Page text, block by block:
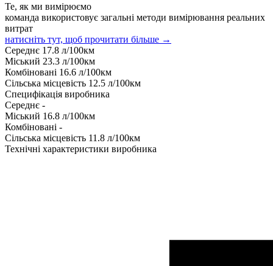
Те, як ми вимірюємо
команда використовує загальні методи вимірювання реальних
витрат
натисніть тут, щоб прочитати більше →
Середнє 17.8 л/100км
Міський 23.3 л/100км
Комбіновані 16.6 л/100км
Сільська місцевість 12.5 л/100км
Специфікація виробника
Середнє -
Міський 16.8 л/100км
Комбіновані -
Сільська місцевість 11.8 л/100км
Технічні характеристики виробника